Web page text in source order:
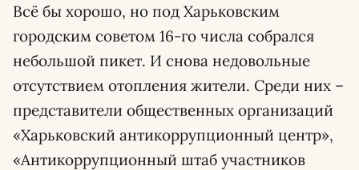
Всё бы хорошо, но под Харьковским
городским советом 16-го числа собрался
небольшой пикет. И снова недовольные
отсутствием отопления жители. Среди них –
представители общественных организаций
«Харьковский антикоррупционный центр»,
«Антикоррупционный штаб участников